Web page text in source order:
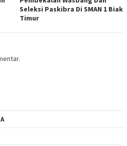
Seleksi Paskibra Di SMAN 1 Biak
Timur